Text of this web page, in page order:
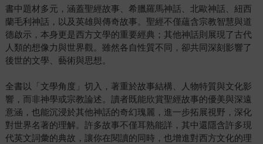
書中題材多元，涵蓋聖經故事、希臘羅馬神話、北歐神話、紐西
蘭毛利神話，以及英雄與傳奇故事。聖經不僅蘊含宗教智慧與道
德啟示，本身更是西方文學的重要經典；其他神話則展現了古代
人類的想像力與世界觀。雖然各自性質不同，卻共同深刻影響了
後世的文學、藝術與思想。
全書以「文學角度」切入，著重於故事結構、人物特質與文化影
響，而非神學或宗教論述。讀者既能欣賞聖經故事的優美與深遠
意涵，也能沉浸於其他神話的奇幻瑰麗，進一步拓展視野，深化
對世界名著的理解。許多故事不僅耳熟能詳，其中還隱含許多現
代英文詞彙的典故，讓你在閱讀的同時，也增進對西方文化的理